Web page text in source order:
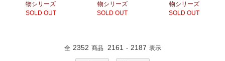
物シリーズ
SOLD OUT
物シリーズ
SOLD OUT
物シリーズ
SOLD OUT
全 2352 商品 2161 - 2187 表示